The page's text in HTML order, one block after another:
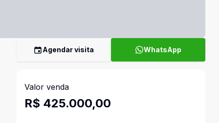
Agendar visita WhatsApp
Valor venda
R$ 425.000,00